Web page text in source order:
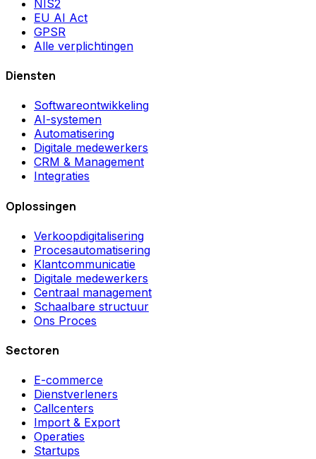
NIS2
EU AI Act
GPSR
Alle verplichtingen
Diensten
Softwareontwikkeling
AI-systemen
Automatisering
Digitale medewerkers
CRM & Management
Integraties
Oplossingen
Verkoopdigitalisering
Procesautomatisering
Klantcommunicatie
Digitale medewerkers
Centraal management
Schaalbare structuur
Ons Proces
Sectoren
E-commerce
Dienstverleners
Callcenters
Import & Export
Operaties
Startups